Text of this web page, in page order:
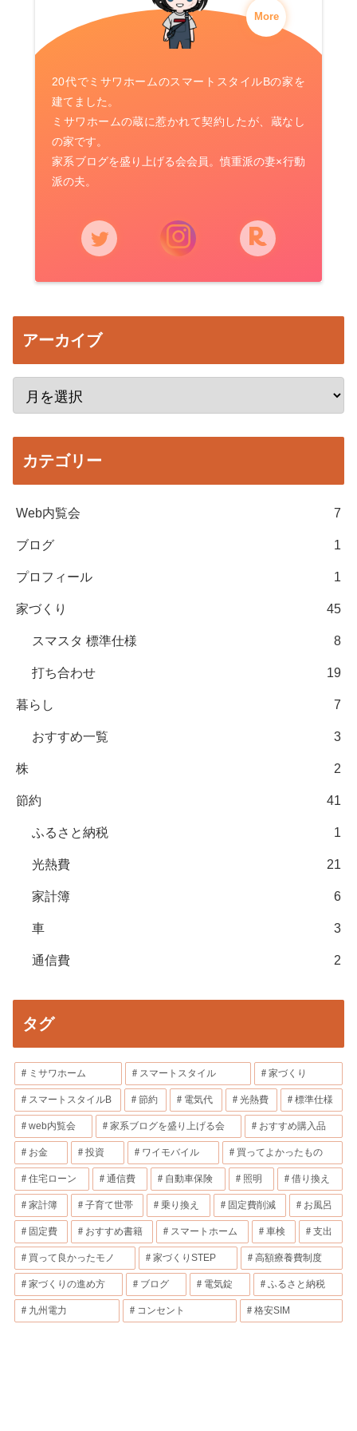
More
20代でミサワホームのスマートスタイルBの家を
建てました。
ミサワホームの蔵に惹かれて契約したが、蔵なし
の家です。
家系ブログを盛り上げる会会員。慎重派の妻×行動
派の夫。
アーカイブ
カテゴリー
Web内覧会 7
ブログ 1
プロフィール 1
家づくり 45
スマスタ 標準仕様 8
打ち合わせ 19
暮らし 7
おすすめ一覧 3
株 2
節約 41
ふるさと納税 1
光熱費 21
家計簿 6
車 3
通信費 2
タグ
ミサワホーム スマートスタイル 家づくり
スマートスタイルB 節約 電気代 光熱費 標準仕様
web内覧会 家系ブログを盛り上げる会 おすすめ購入品
お金 投資 ワイモバイル 買ってよかったもの
住宅ローン 通信費 自動車保険 照明 借り換え
家計簿 子育て世帯 乗り換え 固定費削減 お風呂
固定費 おすすめ書籍 スマートホーム 車検 支出
買って良かったモノ 家づくりSTEP 高額療養費制度
家づくりの進め方 ブログ 電気錠 ふるさと納税
九州電力 コンセント 格安SIM